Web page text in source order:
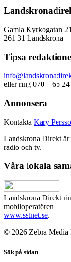
Gamla Kyrkogatan
261 31 Landskrona
Tipsa
eller ring 070 – 65 24
Annonsera
Kontakta Kary
Landskrona Direkt är
radio och tv.
Våra lokala
Landskrona Direkt
mobiloperatören
www.sstnet.se.
© 2026 Zebra Media
Sök på sidan